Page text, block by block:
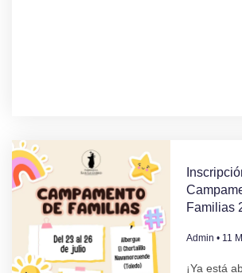
Familias
Admin 11
¡Ya está